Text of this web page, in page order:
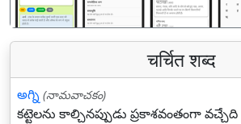
चर्चित शब्द
అగ్ని (నామవాచకం)
కట్టెలను కాల్చినప్పుడు ప్రకాశవంతంగా వచ్చేది